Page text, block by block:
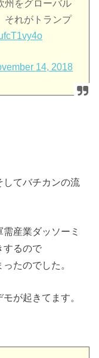
州をグローバル
それがトランプ
14, 2018
してバチカンの流
産業ダッソーミ
するので
たのでした。
が起きてます。